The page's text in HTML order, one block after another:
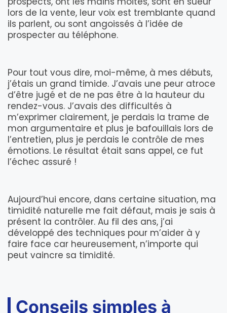
lors de la vente, leur voix est tremblante quand
ils parlent, ou sont angoissés à l’idée de
prospecter au téléphone.
Pour tout vous dire, moi-même, à mes débuts,
j’étais un grand timide. J’avais une peur atroce
d’être jugé et de ne pas être à la hauteur du
rendez-vous. J’avais des difficultés à
m’exprimer clairement, je perdais la trame de
mon argumentaire et plus je bafouillais lors de
l’entretien, plus je perdais le contrôle de mes
émotions. Le résultat était sans appel, ce fut
l’échec assuré !
Aujourd’hui encore, dans certaine situation, ma
timidité naturelle me fait défaut, mais je sais à
présent la contrôler. Au fil des ans, j’ai
développé des techniques pour m’aider à y
faire face car heureusement, n’importe qui
peut vaincre sa timidité.
Conseils simples à